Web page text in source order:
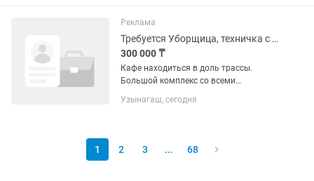
Реклама
Требуется Уборщица, техничка с проживанием в кафе
300 000 ₸
Кафе находиться в доль трассы.
Большой комплекс со всеми
санузлов и подсобных помещений
поверхностей, уборка...
Узынагаш, сегодня
1 2 3 ... 68